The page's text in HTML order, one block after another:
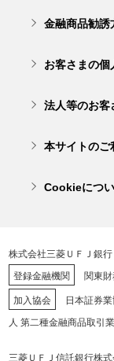
金融商品勧誘
お客さまの個
法人等のお客
本サイトのご
Cookieにつ
株式会社三菱ＵＦＪ銀行
登録金融機関
関東財
加入協会
日本証券業
人 第二種金融商品取引
三菱ＵＦＪ信託銀行株式